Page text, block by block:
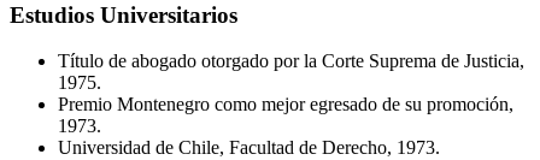
Estudios Universitarios
Título de abogado otorgado por la Corte Suprema de Justicia,
1975.
Premio Montenegro como mejor egresado de su promoción,
1973.
Universidad de Chile, Facultad de Derecho, 1973.